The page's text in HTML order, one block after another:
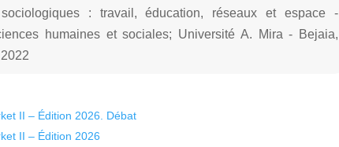
: travail, éducation, réseaux et espace -
humaines et sociales; Université A. Mira - Bejaia,
II – Édition 2026. Débat
II – Édition 2026